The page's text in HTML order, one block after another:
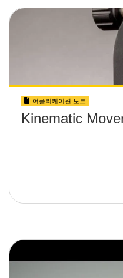
어플리케이션 노트
Kinematic